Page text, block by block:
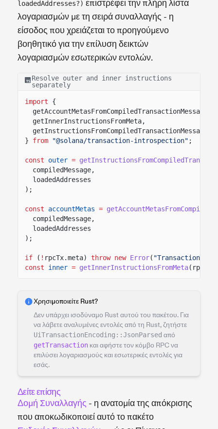
loadedAddresses?) επιστρέφει την πλήρη λίστα
λογαριασμών με τη σειρά συναλλαγής - η
είσοδος που χρειάζεται το προηγούμενο
βοηθητικό για την επίλυση δεικτών
λογαριασμών εσωτερικών εντολών.
Resolve outer and inner instructions
separately
import
{
getAccountMetasFromCompiledTransactionMessage,
getInnerInstructionsFromMeta,
getInstructionsFromCompiledTransactionMessage
}
from "@solana/transaction-introspection" ;
const outer =
compiledMessage,
loadedAddresses
);
const accountMetas =
compiledMessage,
loadedAddresses
);
if ( ! rpcTx.meta) throw new Error( "Transaction
const
inner = getInnerInstructionsFromMeta
Χρησιμοποιείτε Rust?
Δεν υπάρχει ισοδύναμο Rust αυτού του πακέτου. Για
να λάβετε αναλυμένες εντολές από τη Rust, ζητήστε
UiTransactionEncoding::JsonParsed από
getTransaction και αφήστε τον κόμβο RPC να
επιλύσει λογαριασμούς και εσωτερικές εντολές για
εσάς.
Δείτε επίσης
Δομή Συναλλαγής - η ανατομία της απόκρισης
που αποκωδικοποιεί αυτό το πακέτο